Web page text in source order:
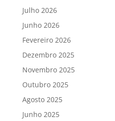
Julho 2026
Junho 2026
Fevereiro 2026
Dezembro 2025
Novembro 2025
Outubro 2025
Agosto 2025
Junho 2025